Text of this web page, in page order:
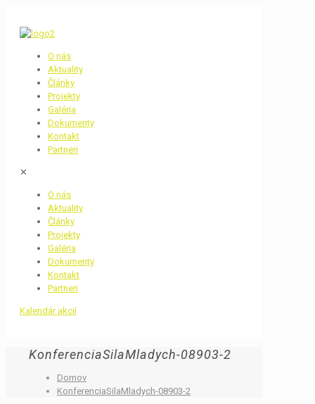
O nás
Aktuality
Články
Projekty
Galéria
Dokumenty
Kontakt
Partneri
✕
O nás
Aktuality
Články
Projekty
Galéria
Dokumenty
Kontakt
Partneri
Kalendár akcií
KonferenciaSilaMladych-08903-2
Domov
KonferenciaSilaMladych-08903-2